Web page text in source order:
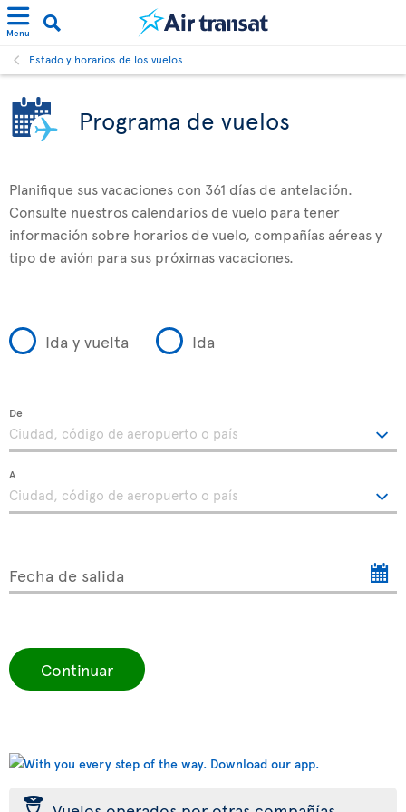
Menu
Estado y horarios de los vuelos
Programa de vuelos
Planifique sus vacaciones con 361 días de antelación.
Consulte nuestros calendarios de vuelo para tener
información sobre horarios de vuelo, compañías aéreas y
tipo de avión para sus próximas vacaciones.
Ida y vuelta Ida
De
A
Fecha de salida
Continuar